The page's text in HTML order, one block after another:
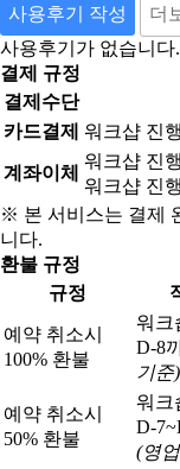
사용후기 작성
더
사용후기가 없습니다.
결제 규정
결제수단
카드결제 워크샵 진
계좌이체
워크샵 진
워크샵 진
※ 본 서비스는 결제
니다.
환불 규정
규정
예약 취소시
100% 환불
워크
D-8
기준)
예약 취소시
50% 환불
워크
D-
(영